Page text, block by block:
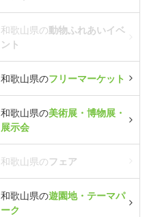
和歌山県の動物ふれあいイベ
ント
和歌山県のフリーマーケット
和歌山県の美術展・博物展・
展示会
和歌山県のフェア
和歌山県の遊園地・テーマパ
ーク